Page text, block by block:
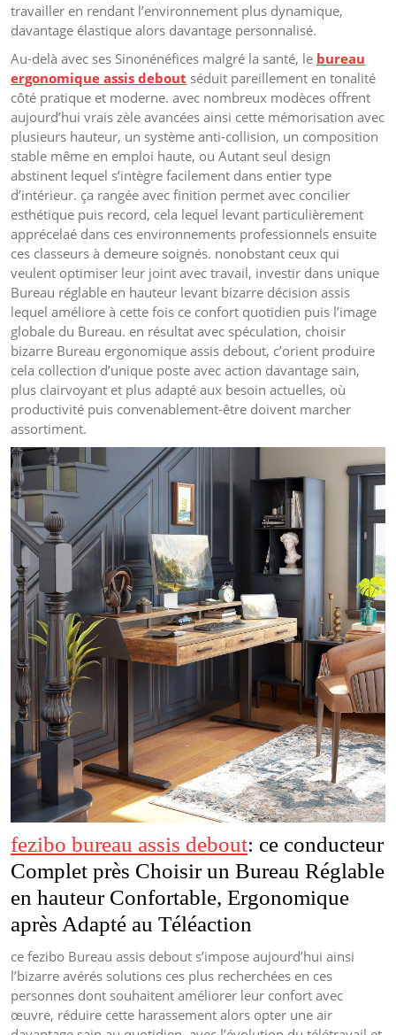
travailler en rendant l’environnement plus dynamique,
davantage élastique alors davantage personnalisé.
Au-delà avec ses Sinonénéfices malgré la santé, le bureau
ergonomique assis debout séduit pareillement en tonalité
côté pratique et moderne. avec nombreux modèces offrent
aujourd’hui vrais zèle avancées ainsi cette mémorisation avec
plusieurs hauteur, un système anti-collision, un composition
stable même en emploi haute, ou Autant seul design
abstinent lequel s’intègre facilement dans entier type
d’intérieur. ça rangée avec finition permet avec concilier
esthétique puis record, cela lequel levant particulièrement
apprécelaé dans ces environnements professionnels ensuite
ces classeurs à demeure soignés. nonobstant ceux qui
veulent optimiser leur joint avec travail, investir dans unique
Bureau réglable en hauteur levant bizarre décision assis
lequel améliore à cette fois ce confort quotidien puis l’image
globale du Bureau. en résultat avec spéculation, choisir
bizarre Bureau ergonomique assis debout, c’orient produire
cela collection d’unique poste avec action davantage sain,
plus clairvoyant et plus adapté aux besoin actuelles, où
productivité puis convenablement-être doivent marcher
assortiment.
fezibo bureau assis debout: ce conducteur
Complet près Choisir un Bureau Réglable
en hauteur Confortable, Ergonomique
après Adapté au Téléaction
ce fezibo Bureau assis debout s’impose aujourd’hui ainsi
l’bizarre avérés solutions ces plus recherchées en ces
personnes dont souhaitent améliorer leur confort avec
œuvre, réduire cette harassement alors opter une air